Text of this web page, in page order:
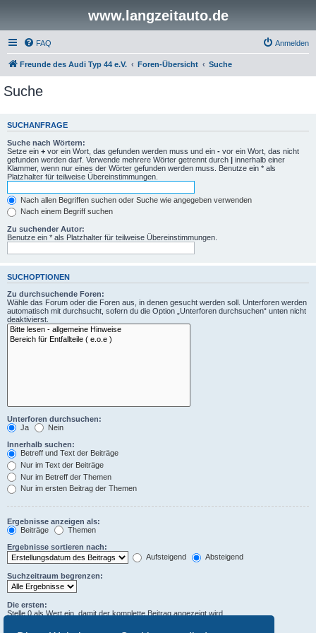
www.langzeitauto.de
FAQ Anmelden
Freunde des Audi Typ 44 e.V. Foren-Übersicht Suche
Suche
SUCHANFRAGE
Suche nach Wörtern:
Setze ein + vor ein Wort, das gefunden werden muss und ein - vor ein Wort, das nicht
gefunden werden darf. Verwende mehrere Wörter getrennt durch | innerhalb einer
Klammer, wenn nur eines der Wörter gefunden werden muss. Benutze ein * als
Platzhalter für teilweise Übereinstimmungen.
Nach allen Begriffen suchen oder Suche wie angegeben verwenden
Nach einem Begriff suchen
Zu suchender Autor:
Benutze ein * als Platzhalter für teilweise Übereinstimmungen.
SUCHOPTIONEN
Zu durchsuchende Foren:
Wähle das Forum oder die Foren aus, in denen gesucht werden soll. Unterforen werden
automatisch mit durchsucht, sofern du die Option „Unterforen durchsuchen“ unten nicht
deaktivierst.
Unterforen durchsuchen:
Ja
Nein
Innerhalb suchen:
Betreff und Text der Beiträge
Nur im Text der Beiträge
Nur im Betreff der Themen
Nur im ersten Beitrag der Themen
Ergebnisse anzeigen als:
Beiträge
Themen
Ergebnisse sortieren nach:
Aufsteigend
Absteigend
Suchzeitraum begrenzen:
Die ersten:
Stelle 0 als Wert ein, damit der komplette Beitrag angezeigt wird.